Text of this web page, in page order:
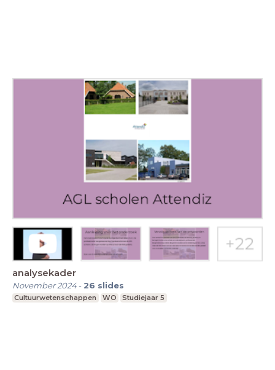
analysekader
November 2024- 26 slides
Cultuurwetenschappen WO Studiejaar 5